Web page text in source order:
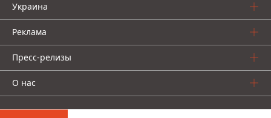
Украина
Реклама
Пресс-релизы
О нас